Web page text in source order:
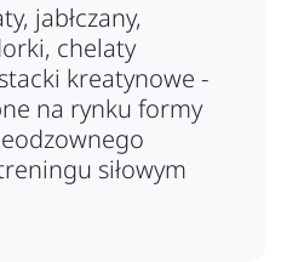
jabłczany,
chelaty
kreatynowe -
na rynku formy
siłowym